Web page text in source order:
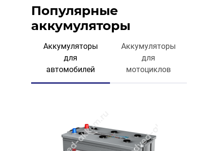
Популярные
аккумуляторы
Аккумуляторы
для
автомобилей
Аккумуляторы
для
мотоциклов